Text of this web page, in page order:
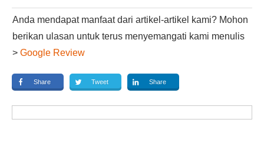
Anda mendapat manfaat dari artikel-artikel kami? Mohon
berikan ulasan untuk terus menyemangati kami menulis
> Google Review
Share Tweet Share